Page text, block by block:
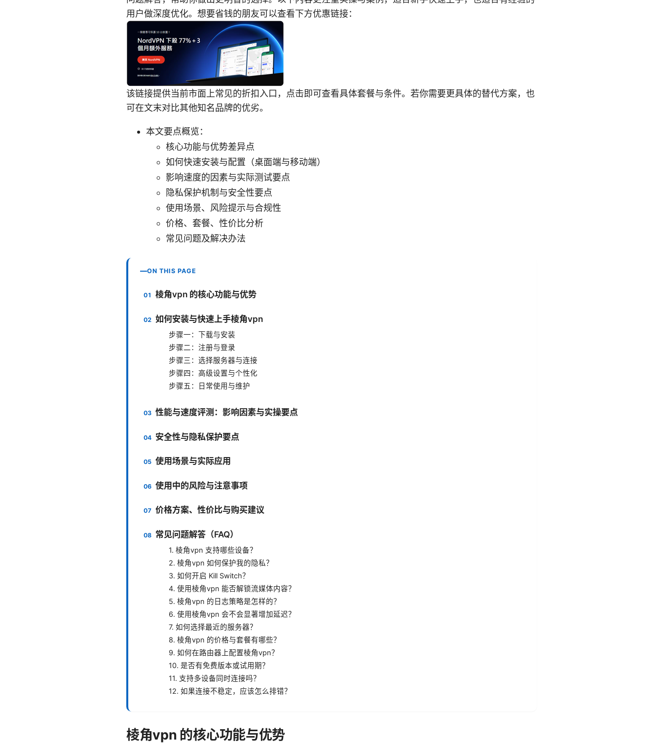
用户做深度优化。想要省钱的朋友可以查看下方优惠链接：
该链接提供当前市面上常见的折扣入口，点击即可查看具体套餐与条件。若你需要更具体的替代方案，也
可在文末对比其他知名品牌的优劣。
本文要点概览：
核心功能与优势差异点
如何快速安装与配置（桌面端与移动端）
影响速度的因素与实际测试要点
隐私保护机制与安全性要点
使用场景、风险提示与合规性
价格、套餐、性价比分析
常见问题及解决办法
ON THIS PAGE
棱角vpn 的核心功能与优势
如何安装与快速上手棱角vpn
步骤一：下载与安装
步骤二：注册与登录
步骤三：选择服务器与连接
步骤四：高级设置与个性化
步骤五：日常使用与维护
性能与速度评测：影响因素与实操要点
安全性与隐私保护要点
使用场景与实际应用
使用中的风险与注意事项
价格方案、性价比与购买建议
常见问题解答（FAQ）
1. 棱角vpn 支持哪些设备？
2. 棱角vpn 如何保护我的隐私？
3. 如何开启 Kill Switch？
4. 使用棱角vpn 能否解锁流媒体内容？
5. 棱角vpn 的日志策略是怎样的？
6. 使用棱角vpn 会不会显著增加延迟？
7. 如何选择最近的服务器？
8. 棱角vpn 的价格与套餐有哪些？
9. 如何在路由器上配置棱角vpn？
10. 是否有免费版本或试用期？
11. 支持多设备同时连接吗？
12. 如果连接不稳定，应该怎么排错？
棱角vpn 的核心功能与优势